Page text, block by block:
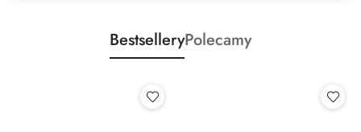
BestselleryPolecamy